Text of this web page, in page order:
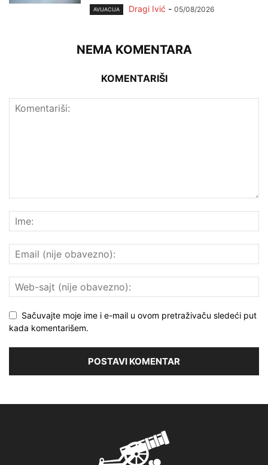
AVIJACIJA Dragi Ivić - 05/08/2026
NEMA KOMENTARA
KOMENTARIŠI
Sačuvajte moje ime i e-mail u ovom pretraživaču sledeći put
kada komentarišem.